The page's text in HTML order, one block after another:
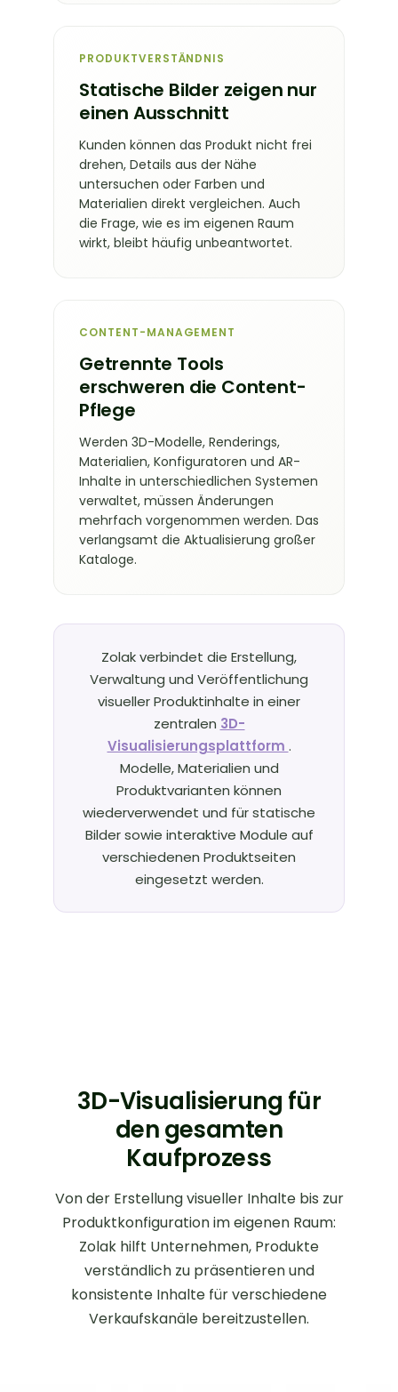
PRODUKTVERSTÄNDNIS
Statische Bilder zeigen nur
einen Ausschnitt
Kunden können das Produkt nicht frei
drehen, Details aus der Nähe
untersuchen oder Farben und
Materialien direkt vergleichen. Auch
die Frage, wie es im eigenen Raum
wirkt, bleibt häufig unbeantwortet.
CONTENT-MANAGEMENT
Getrennte Tools
erschweren die Content-
Pflege
Werden 3D-Modelle, Renderings,
Materialien, Konfiguratoren und AR-
Inhalte in unterschiedlichen Systemen
verwaltet, müssen Änderungen
mehrfach vorgenommen werden. Das
verlangsamt die Aktualisierung großer
Kataloge.
Zolak verbindet die Erstellung,
Verwaltung und Veröffentlichung
visueller Produktinhalte in einer
zentralen 3D-
Visualisierungsplattform .
Modelle, Materialien und
Produktvarianten können
wiederverwendet und für statische
Bilder sowie interaktive Module auf
verschiedenen Produktseiten
eingesetzt werden.
3D-Visualisierung für
den gesamten
Kaufprozess
Von der Erstellung visueller Inhalte bis zur
Produktkonfiguration im eigenen Raum:
Zolak hilft Unternehmen, Produkte
verständlich zu präsentieren und
konsistente Inhalte für verschiedene
Verkaufskanäle bereitzustellen.